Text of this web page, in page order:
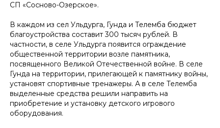
СП «Сосново-Озерское».
В каждом из сел Ульдурга, Гунда и Телемба бюджет
благоустройства составит 300 тысяч рублей. В
частности, в селе Ульдурга появится ограждение
общественной территории возле памятника,
посвященного Великой Отечественной войне. В селе
Гунда на территории, прилегающей к памятнику войны,
установят спортивные тренажеры. А в селе Телемба
выделенные средства решили направить на
приобретение и установку детского игрового
оборудования.